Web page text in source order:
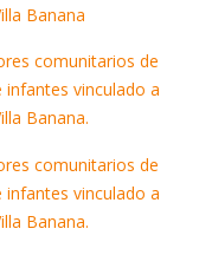
Banana
comunitarios de
infantes vinculado a
Banana.
comunitarios de
infantes vinculado a
Banana.